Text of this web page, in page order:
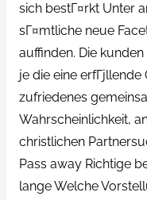
sich bestГ¤rkt Unter
sГ¤mtliche neue
auffinden. Die
je die eine
zufriedenes
Wahrscheinlichkeit,
christlichen
Pass away Richtige
lange Welche